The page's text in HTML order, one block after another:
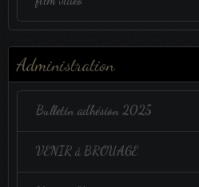
Administration
Bulletin adhésion 2025
VENIR à BROUAGE